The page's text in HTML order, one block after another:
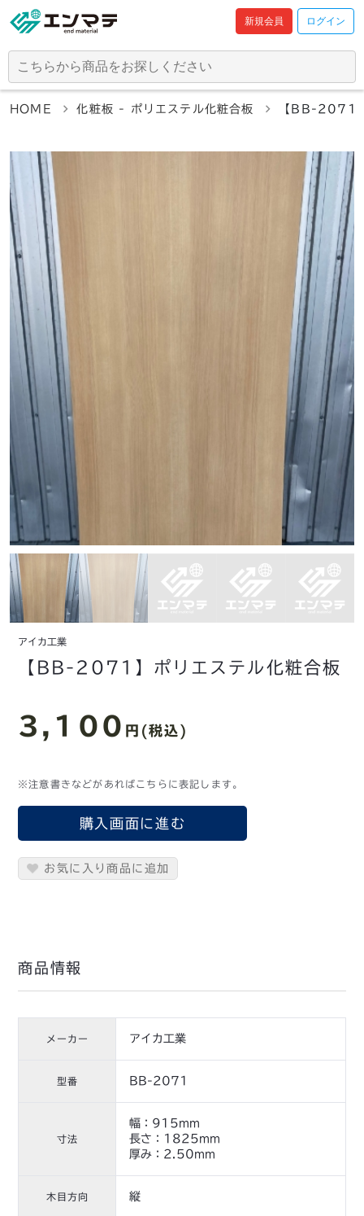
新規会員 ログイン
HOME 化粧板 - ポリエステル化粧合板 【BB-2071
アイカ工業
【BB-2071】ポリエステル化粧合板
3,100 円(税込)
※注意書きなどがあればこちらに表記します。
購入画面に進む
お気に入り商品に追加
商品情報
メーカー アイカ工業
型番 BB-2071
寸法
幅：915mm
長さ：1825mm
厚み：2.50mm
木目方向 縦